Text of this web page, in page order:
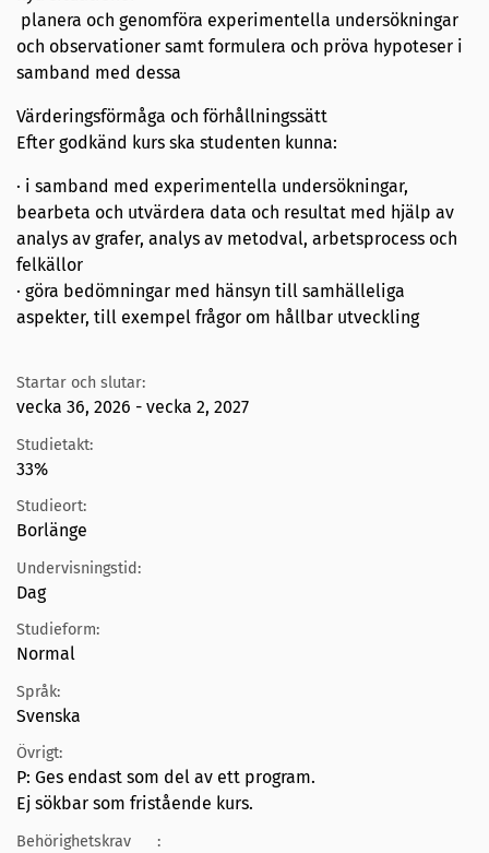
planera och genomföra experimentella undersökningar
och observationer samt formulera och pröva hypoteser i
samband med dessa
Värderingsförmåga och förhållningssätt
Efter godkänd kurs ska studenten kunna:
· i samband med experimentella undersökningar,
bearbeta och utvärdera data och resultat med hjälp av
analys av grafer, analys av metodval, arbetsprocess och
felkällor
· göra bedömningar med hänsyn till samhälleliga
aspekter, till exempel frågor om hållbar utveckling
Startar och slutar:
vecka 36, 2026 - vecka 2, 2027
Studietakt:
33%
Studieort:
Borlänge
Undervisningstid:
Dag
Studieform:
Normal
Språk:
Svenska
Övrigt:
P: Ges endast som del av ett program.
Ej sökbar som fristående kurs.
Behörighetskrav :